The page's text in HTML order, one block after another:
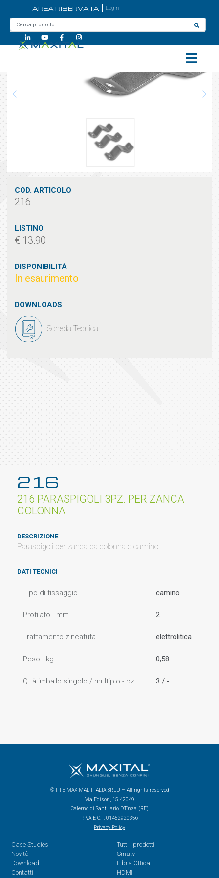
AREA RISERVATA Login
COD. ARTICOLO
216
LISTINO
€ 13,90
DISPONIBILITÀ
In esaurimento
DOWNLOADS
Scheda Tecnica
216
216 PARASPIGOLI 3PZ. PER ZANCA
COLONNA
DESCRIZIONE
Paraspigoli per zanca da colonna o camino.
DATI TECNICI
Tipo di fissaggio camino
Profilato - mm 2
Trattamento zincatuta elettrolitica
Peso - kg 0,58
Q.tà imballo singolo / multiplo - pz 3 / -
© FTE MAXIMAL ITALIA SRLU – All rights reserved
Via Edison, 15 42049
Calerno di Sant’Ilario D’Enza (RE)
P.IVA E C.F. 01452920356
Privacy Policy
Case Studies
Novità
Download
Contatti
Tutti i prodotti
Smatv
Fibra Ottica
HDMI